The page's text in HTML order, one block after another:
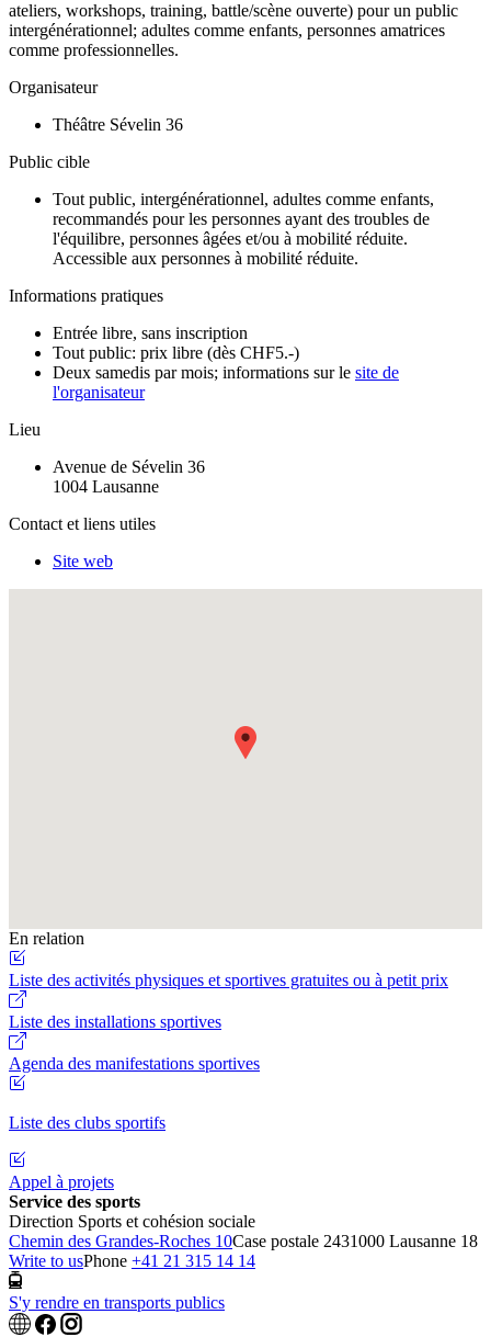
ateliers, workshops, training, battle/scène ouverte) pour un public
intergénérationnel; adultes comme enfants, personnes amatrices
comme professionnelles.
Organisateur
Théâtre Sévelin 36
Public cible
Tout public, intergénérationnel, adultes comme enfants,
recommandés pour les personnes ayant des troubles de
l'équilibre, personnes âgées et/ou à mobilité réduite.
Accessible aux personnes à mobilité réduite.
Informations pratiques
Entrée libre, sans inscription
Tout public: prix libre (dès CHF5.-)
Deux samedis par mois; informations sur le site de
l'organisateur
Lieu
Avenue de Sévelin 36
1004 Lausanne
Contact et liens utiles
Site web
En relation
Liste des activités physiques et sportives gratuites ou à petit prix
Liste des installations sportives
Agenda des manifestations sportives
Liste des clubs sportifs
Appel à projets
Service des sports
Direction Sports et cohésion sociale
Chemin des Grandes-Roches 10Case postale 2431000 Lausanne 18
Write to usPhone +41 21 315 14 14
S'y rendre en transports publics